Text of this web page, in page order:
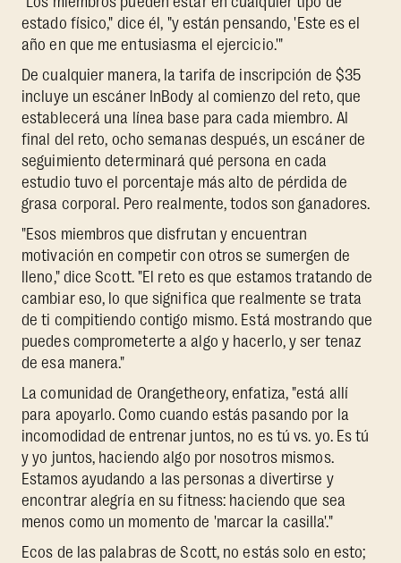
estado físico," dice él, "y están pensando, 'Este es el
año en que me entusiasma el ejercicio.'"
De cualquier manera, la tarifa de inscripción de $35
incluye un escáner InBody al comienzo del reto, que
establecerá una línea base para cada miembro. Al
final del reto, ocho semanas después, un escáner de
seguimiento determinará qué persona en cada
estudio tuvo el porcentaje más alto de pérdida de
grasa corporal. Pero realmente, todos son ganadores.
"Esos miembros que disfrutan y encuentran
motivación en competir con otros se sumergen de
lleno," dice Scott. "El reto es que estamos tratando de
cambiar eso, lo que significa que realmente se trata
de ti compitiendo contigo mismo. Está mostrando que
puedes comprometerte a algo y hacerlo, y ser tenaz
de esa manera."
La comunidad de Orangetheory, enfatiza, "está allí
para apoyarlo. Como cuando estás pasando por la
incomodidad de entrenar juntos, no es tú vs. yo. Es tú
y yo juntos, haciendo algo por nosotros mismos.
Estamos ayudando a las personas a divertirse y
encontrar alegría en su fitness: haciendo que sea
menos como un momento de 'marcar la casilla'."
Ecos de las palabras de Scott, no estás solo en esto;